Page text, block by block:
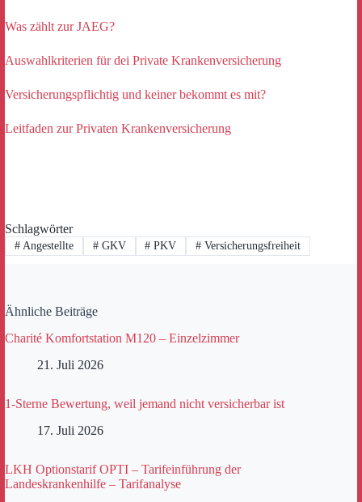
Was zählt zur JAEG?
Auswahlkriterien für dei Private Krankenversicherung
Versicherungspflichtig und keiner bekommt es mit?
Leitfaden zur Privaten Krankenversicherung
Schlagwörter
#Angestellte #GKV # PKV # Versicherungsfreiheit
Ähnliche Beiträge
Charité Komfortstation M120 – Einzelzimmer
21. Juli 2026
1-Sterne Bewertung, weil jemand nicht versicherbar ist
17. Juli 2026
LKH Optionstarif OPTI – Tarifeinführung der
Landeskrankenhilfe – Tarifanalyse